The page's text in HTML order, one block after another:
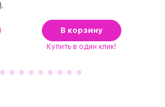
В корзину
Купить в один клик!